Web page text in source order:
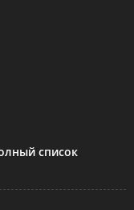
список